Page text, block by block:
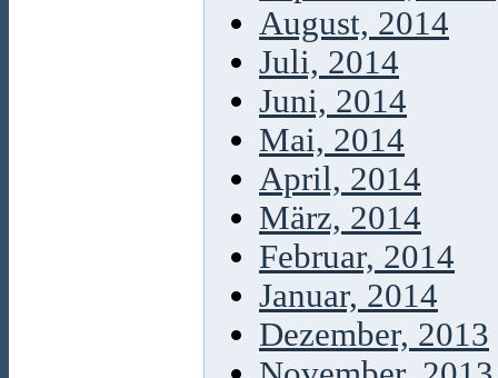
August, 2014
Juli, 2014
Juni, 2014
Mai, 2014
April, 2014
März, 2014
Februar, 2014
Januar, 2014
Dezember, 2013